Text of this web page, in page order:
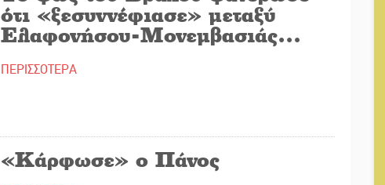
ότι «ξεσυννέφιασε» μεταξύ
Ελαφονήσου-Μονεμβασιάς…
ΠΕΡΙΣΣΟΤΕΡΑ
«Κάρφωσε» ο Πάνος